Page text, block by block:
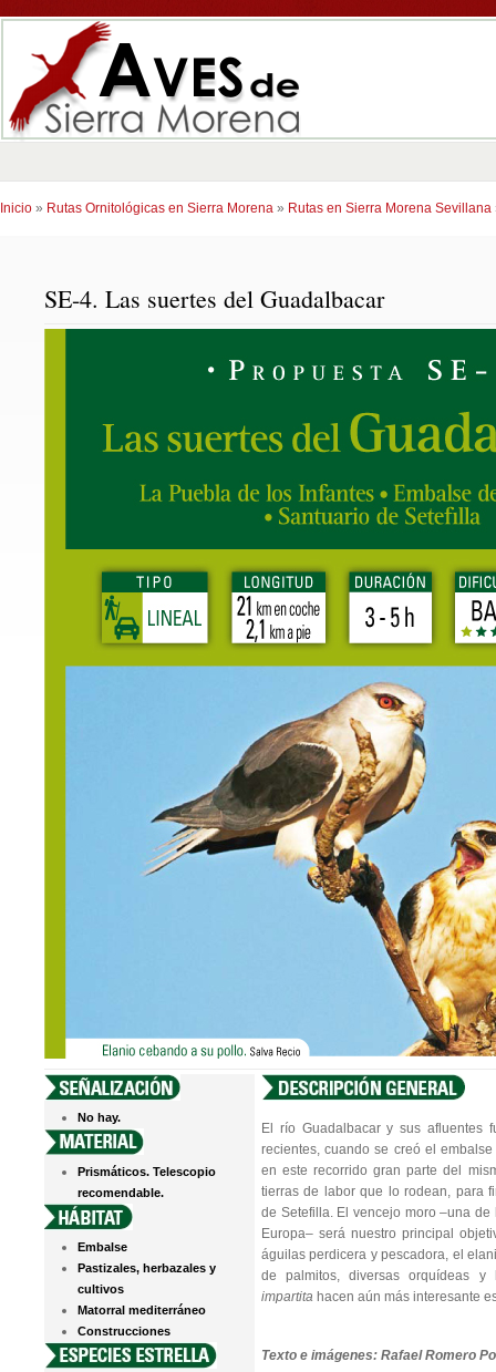
Inicio » Rutas Ornitológicas en Sierra Morena » Rutas en Sierra Morena Sevillana
SE-4. Las suertes del Guadalbacar
No hay.
Prismáticos. Telescopio
recomendable.
Embalse
Pastizales, herbazales y
cultivos
Matorral mediterráneo
Construcciones
El río Guadalbacar y sus afluentes
recientes, cuando se creó el
en este recorrido gran parte del
tierras de labor que lo rodean, para
de Setefilla. El vencejo moro –una
Europa– será nuestro principal
águilas perdicera y pescadora, el
de palmitos, diversas orquídeas
impartita hacen aún más interesante
Texto e imágenes: Rafael Romero